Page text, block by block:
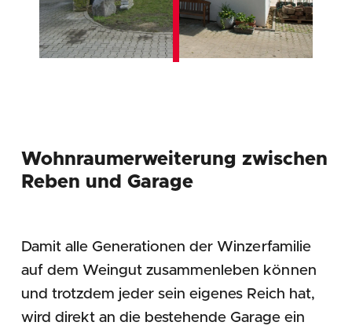
Wohnraumerweiterung zwischen
Reben und Garage
Damit alle Generationen der Winzerfamilie
auf dem Weingut zusammenleben können
und trotzdem jeder sein eigenes Reich hat,
wird direkt an die bestehende Garage ein